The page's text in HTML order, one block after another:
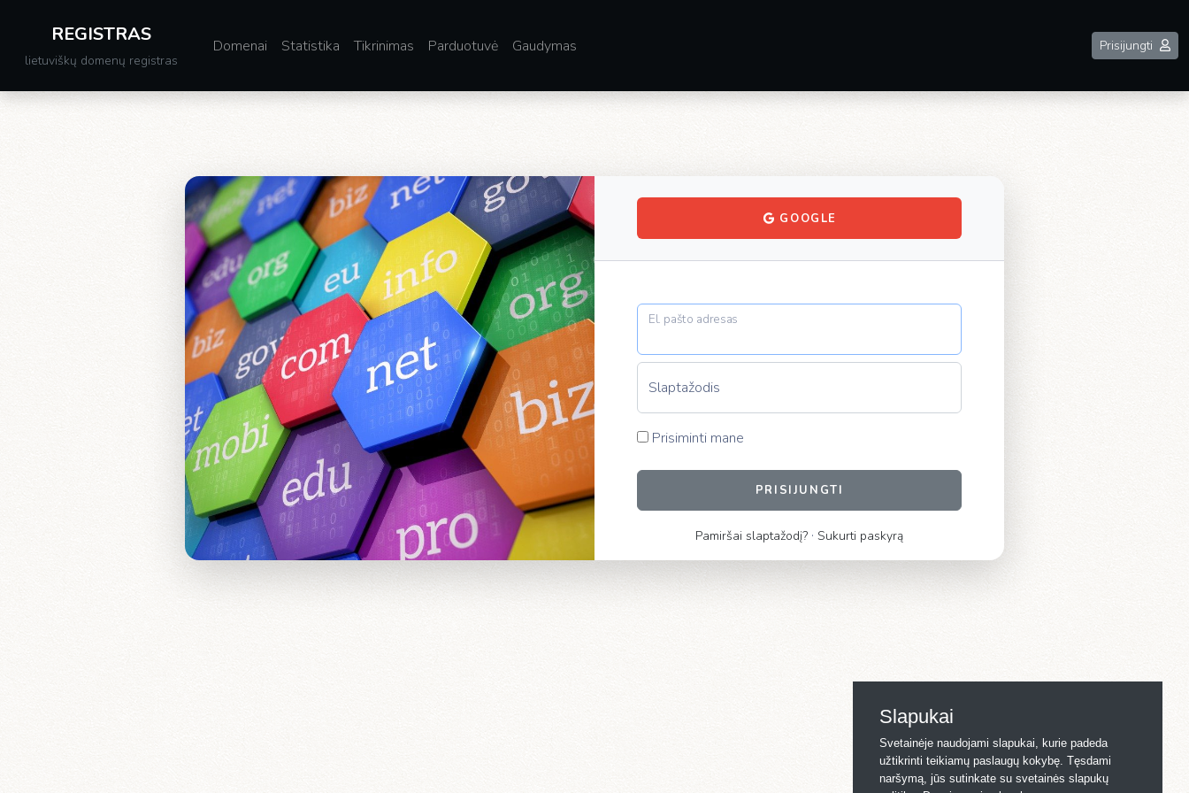
REGISTRAS
lietuviškų domenų registras
Domenai Statistika Tikrinimas Parduotuvė Gaudymas Prisijungti
GOOGLE
El. pašto adresas
Slaptažodis
Prisiminti mane
PRISIJUNGTI
Pamiršai slaptažodį? · Sukurti paskyrą
Slapukai
Svetainėje naudojami slapukai, kurie padeda
užtikrinti teikiamų paslaugų kokybę. Tęsdami
naršymą, jūs sutinkate su svetainės slapukų